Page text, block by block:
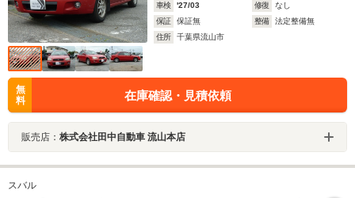
車検
'27/03 修復
なし
保証
保証無 整備
法定整備無
住所
千葉県流山市
無
料
在庫確認・見積依頼
販売店： 株式会社田中自動車 流山本店
スバル